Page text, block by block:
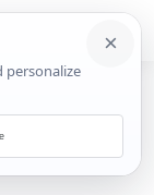
za